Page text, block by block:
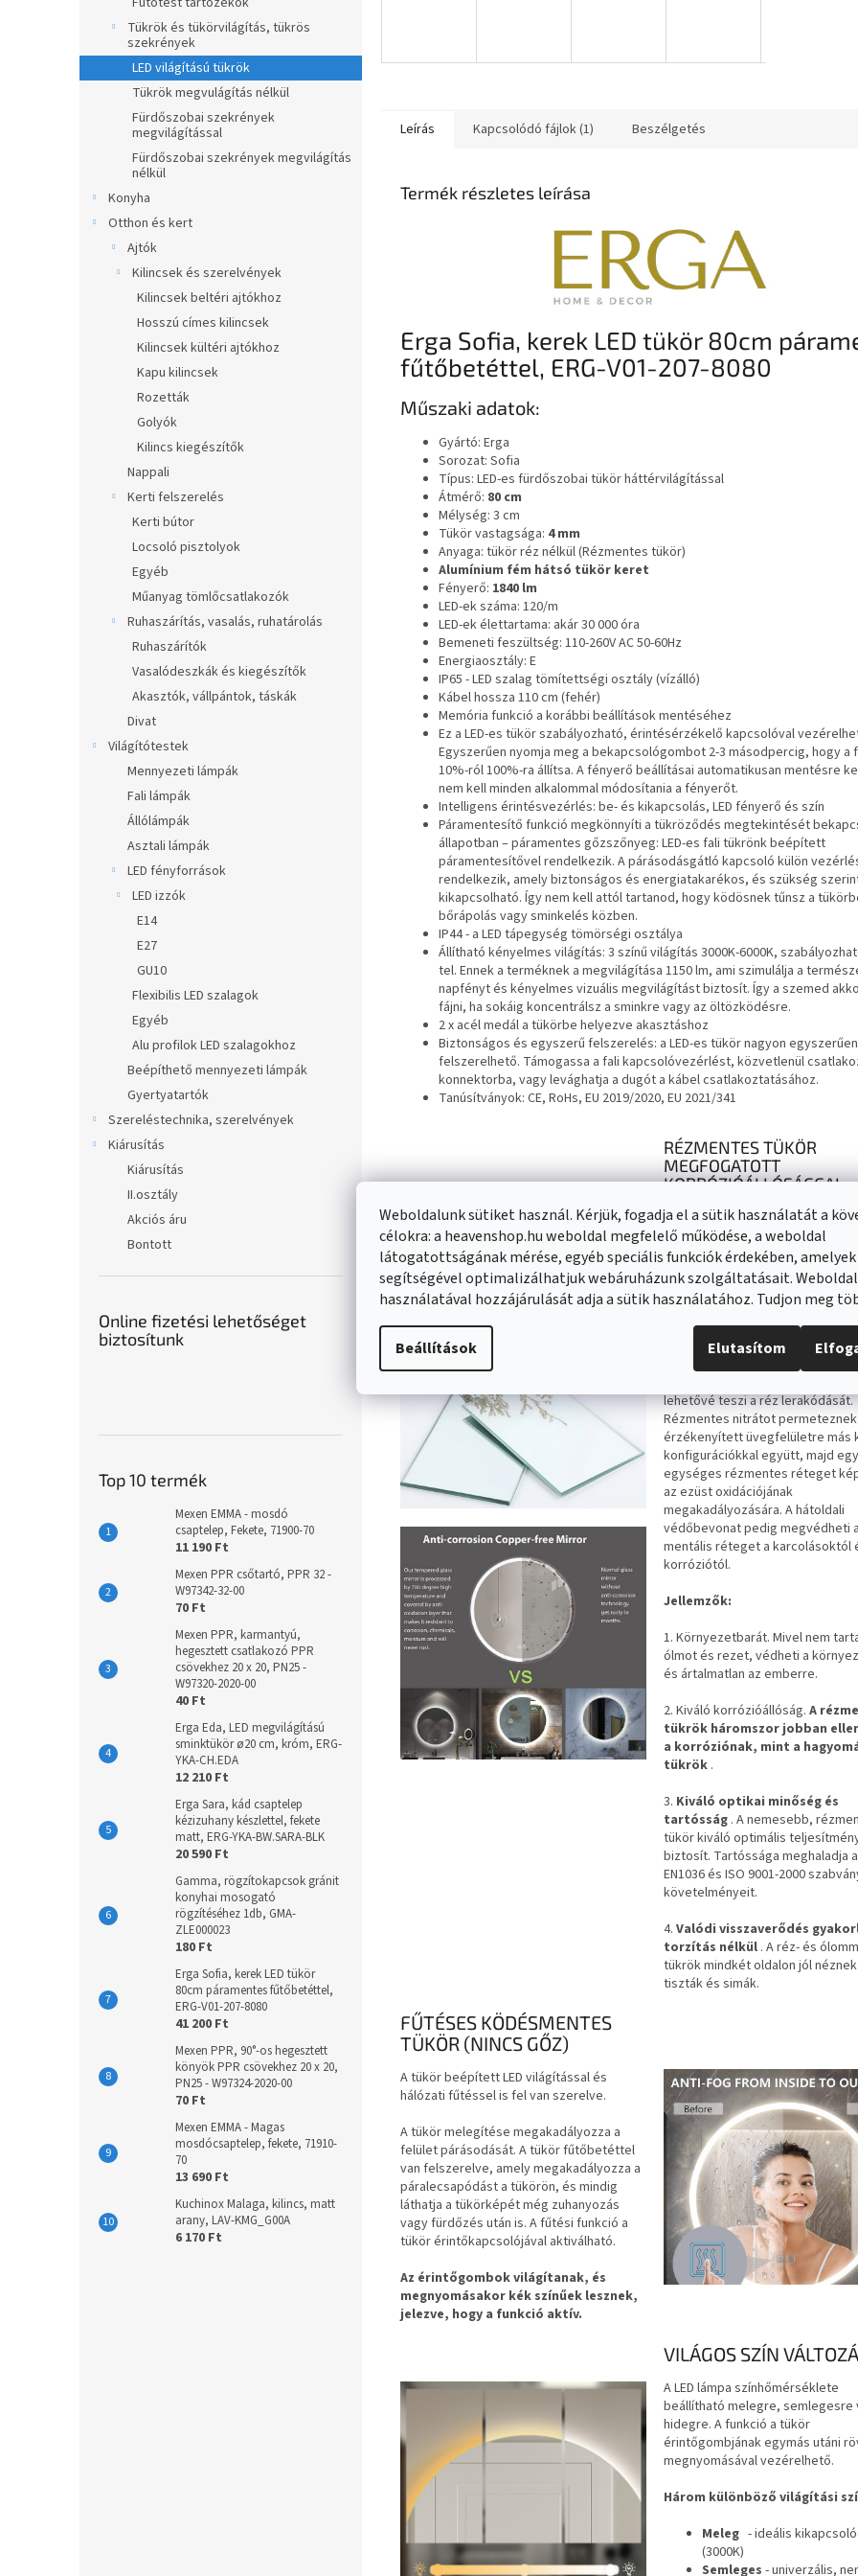
Weboldalunk sütiket használ. Kérjük, fogadja el a sütik használatát a
célokra: a heavenshop.hu weboldal megfelelő működése, a weboldal
látogatottságának mérése, egyéb speciális funkciók érdekében, amelyek
segítségével optimalizálhatjuk webáruházunk szolgáltatásait.
használatával hozzájárulását adja a sütik használatához. Tudjon meg
Beállítások Elutasítom
Tükrök és tükörvilágítás, tükrös
szekrények
LED világítású tükrök
Tükrök megvulágítás nélkül
Fürdőszobai szekrények
megvilágítással
Fürdőszobai szekrények megvilágítás
nélkül
Konyha
Otthon és kert
Ajtók
Kilincsek és szerelvények
Kilincsek beltéri ajtókhoz
Hosszú címes kilincsek
Kilincsek kültéri ajtókhoz
Kapu kilincsek
Rozetták
Golyók
Kilincs kiegészítők
Nappali
Kerti felszerelés
Kerti bútor
Locsoló pisztolyok
Egyéb
Műanyag tömlőcsatlakozók
Ruhaszárítás, vasalás, ruhatárolás
Ruhaszárítók
Vasalódeszkák és kiegészítők
Akasztók, vállpántok, táskák
Divat
Világítótestek
Mennyezeti lámpák
Fali lámpák
Állólámpák
Asztali lámpák
LED fényforrások
LED izzók
E14
E27
GU10
Flexibilis LED szalagok
Egyéb
Alu profilok LED szalagokhoz
Beépíthető mennyezeti lámpák
Gyertyatartók
Szereléstechnika, szerelvények
Kiárusítás
Kiárusítás
II.osztály
Akciós áru
Bontott
Online fizetési lehetőséget
biztosítunk
Top 10 termék
Mexen EMMA - mosdó
csaptelep, Fekete, 71900-70
11 190 Ft
Mexen PPR csőtartó, PPR 32 -
W97342-32-00
70 Ft
Mexen PPR, karmantyú,
hegesztett csatlakozó PPR
csövekhez 20 x 20, PN25 -
W97320-2020-00
40 Ft
Erga Eda, LED megvilágítású
sminktükör ø20 cm, króm, ERG-
YKA-CH.EDA
12 210 Ft
Erga Sara, kád csaptelep
kézizuhany készlettel, fekete
matt, ERG-YKA-BW.SARA-BLK
20 590 Ft
Gamma, rögzítokapcsok gránit
konyhai mosogató
rögzítéséhez 1db, GMA-
ZLE000023
180 Ft
Erga Sofia, kerek LED tükör
80cm páramentes fűtőbetéttel,
ERG-V01-207-8080
41 200 Ft
Mexen PPR, 90°-os hegesztett
könyök PPR csövekhez 20 x 20,
PN25 - W97324-2020-00
70 Ft
Mexen EMMA - Magas
mosdócsaptelep, fekete, 71910-
70
13 690 Ft
Kuchinox Malaga, kilincs, matt
arany, LAV-KMG_G00A
6 170 Ft
Leírás Kapcsolódó fájlok (1) Beszélgetés
Termék részletes leírása
Erga Sofia, kerek LED tükör 80cm
fűtőbetéttel, ERG-V01-207-8080
Műszaki adatok:
Gyártó: Erga
Sorozat: Sofia
Típus: LED-es fürdőszobai tükör háttérvilágítással
Átmérő: 80 cm
Mélység: 3 cm
Tükör vastagsága: 4 mm
Anyaga: tükör réz nélkül (Rézmentes tükör)
Alumínium fém hátsó tükör keret
Fényerő: 1840 lm
LED-ek száma: 120/m
LED-ek élettartama: akár 30 000 óra
Bemeneti feszültség: 110-260V AC 50-60Hz
Energiaosztály: E
IP65 - LED szalag tömítettségi osztály (vízálló)
Kábel hossza 110 cm (fehér)
Memória funkció a korábbi beállítások mentéséhez
Ez a LED-es tükör szabályozható, érintésérzékelő kapcsolóval
Egyszerűen nyomja meg a bekapcsológombot 2-3 másodpercig, hogy a
10%-ról 100%-ra állítsa. A fényerő beállításai automatikusan mentésre
nem kell minden alkalommal módosítania a fényerőt.
Intelligens érintésvezérlés: be- és kikapcsolás, LED fényerő és szín
Páramentesítő funkció megkönnyíti a tükröződés megtekintését
állapotban – páramentes gőzszőnyeg: LED-es fali tükrönk beépített
páramentesítővel rendelkezik. A párásodásgátló kapcsoló külön
rendelkezik, amely biztonságos és energiatakarékos, és szükség
kikapcsolható. Így nem kell attól tartanod, hogy ködösnek tűnsz a
bőrápolás vagy sminkelés közben.
IP44 - a LED tápegység tömörségi osztálya
Állítható kényelmes világítás: 3 színű világítás 3000K-6000K,
tel. Ennek a terméknek a megvilágítása 1150 lm, ami szimulálja a
napfényt és kényelmes vizuális megvilágítást biztosít. Így a szemed
fájni, ha sokáig koncentrálsz a sminkre vagy az öltözködésre.
2 x acél medál a tükörbe helyezve akasztáshoz
Biztonságos és egyszerű felszerelés: a LED-es tükör nagyon egyszerűen
felszerelhető. Támogassa a fali kapcsolóvezérlést, közvetlenül
konnektorba, vagy levághatja a dugót a kábel csatlakoztatásához.
Tanúsítványok: CE, RoHs, EU 2019/2020, EU 2021/341
RÉZMENTES TÜKÖR
MEGFOGATOTT
KORRÓZIÓÁLLÓSÁGGAL
A Copper Free Mirror (más néven
ólommentes tükrök vagy ökológiai
tükrök) rézmentes megoldással,
valamint ólommentes
készülnek, ez a tükrök új
tükörüveget kefeegységgel és
tisztítószerrel végzett
alaposan megtisztítják. Ezután
felületét hígított ón-klorid oldattal
lehetővé teszi a réz lerakódását.
Rézmentes nitrátot
érzékenyített üvegfelületre más
konfigurációkkal együtt, majd
egységes rézmentes réteget
az ezüst oxidációjának
megakadályozására. A hátoldali
védőbevonat pedig megvédheti a
mentális réteget a karcolásoktól
korróziótól.
Jellemzők:
1. Környezetbarát. Mivel nem
ólmot és rezet, védheti a
és ártalmatlan az emberre.
2. Kiváló korrózióállóság. A
tükrök háromszor jobban
a korróziónak, mint a
tükrök .
3. Kiváló optikai minőség és
tartósság . A nemesebb,
tükör kiváló optimális
biztosít. Tartóssága meghaladja
EN1036 és ISO 9001-2000
követelményeit.
4. Valódi visszaverődés
torzítás nélkül . A réz- és
tükrök mindkét oldalon jól
tiszták és simák.
FŰTÉSES KÖDÉSMENTES
TÜKÖR (NINCS GŐZ)
A tükör beépített LED világítással és
hálózati fűtéssel is fel van szerelve.
A tükör melegítése megakadályozza a
felület párásodását. A tükör fűtőbetéttel
van felszerelve, amely megakadályozza a
páralecsapódást a tükörön, és mindig
láthatja a tükörképét még zuhanyozás
vagy fürdőzés után is. A fűtési funkció a
tükör érintőkapcsolójával aktiválható.
Az érintőgombok világítanak, és
megnyomásakor kék színűek lesznek,
jelezve, hogy a funkció aktív.
VILÁGOS SZÍN
A LED lámpa színhőmérséklete
beállítható melegre, semlegesre
hidegre. A funkció a tükör
érintőgombjának egymás utáni
megnyomásával vezérelhető.
Három különböző világítási
Meleg - ideális
(3000K)
Semleges - univerzális,